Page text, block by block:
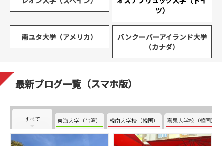
ツ）
南ユタ大学（アメリカ）
バンクーバーアイランド大学
（カナダ）
最新ブログ一覧（スマホ版）
すべて 東海大学（台湾） 韓南大学校（韓国） 嘉泉大学校（韓国）